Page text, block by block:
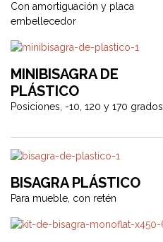
Con amortiguación y placa
embellecedor
MINIBISAGRA DE
PLÁSTICO
Posiciones, -10, 120 y 170 grados
BISAGRA PLÁSTICO
Para mueble, con retén